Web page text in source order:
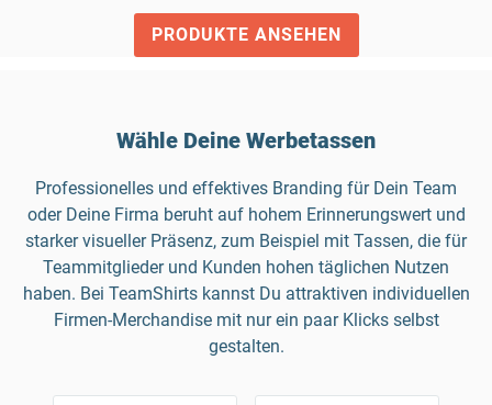
PRODUKTE ANSEHEN
Wähle Deine Werbetassen
Professionelles und effektives Branding für Dein Team
oder Deine Firma beruht auf hohem Erinnerungswert und
starker visueller Präsenz, zum Beispiel mit Tassen, die für
Teammitglieder und Kunden hohen täglichen Nutzen
haben. Bei TeamShirts kannst Du attraktiven individuellen
Firmen-Merchandise mit nur ein paar Klicks selbst
gestalten.